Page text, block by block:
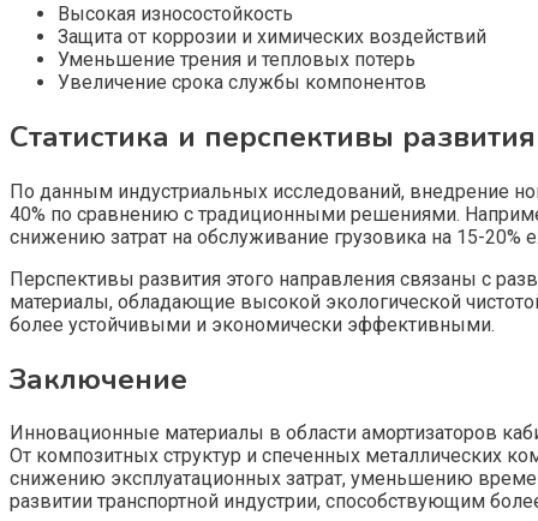
Высокая износостойкость
Защита от коррозии и химических воздействий
Уменьшение трения и тепловых потерь
Увеличение срока службы компонентов
Статистика и перспективы развития
По данным индустриальных исследований, внедрение
40% по сравнению с традиционными решениями.
снижению затрат на обслуживание грузовика на 15-20%
Перспективы развития этого направления связаны с
материалы, обладающие высокой экологической
более устойчивыми и экономически эффективными.
Заключение
Инновационные материалы в области амортизаторов
От композитных структур и спеченных металлических
снижению эксплуатационных затрат, уменьшению
развитии транспортной индустрии, способствующим